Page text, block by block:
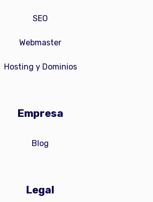
SEO
Webmaster
Hosting y Dominios
Empresa
Blog
Legal